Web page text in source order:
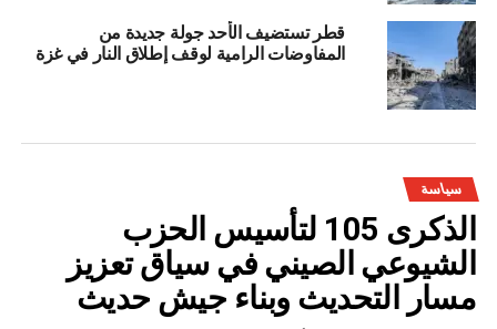
قطر تستضيف الأحد جولة جديدة من
المفاوضات الرامية لوقف إطلاق النار في غزة
سياسة
الذكرى 105 لتأسيس الحزب
الشيوعي الصيني في سياق تعزيز
مسار التحديث وبناء جيش حديث